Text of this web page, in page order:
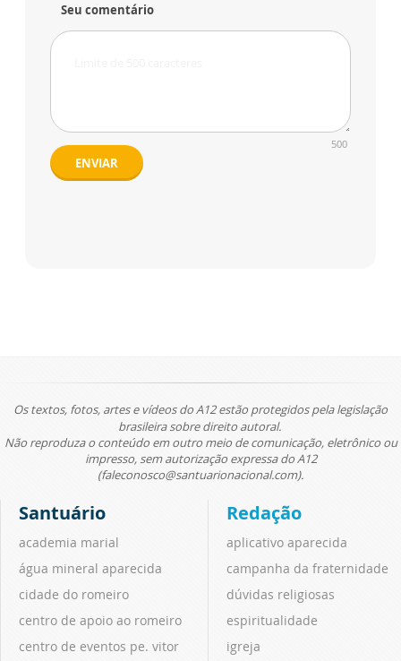
Seu comentário
500
ENVIAR
Os textos, fotos, artes e vídeos do A12 estão protegidos pela legislação
brasileira sobre direito autoral.
Não reproduza o conteúdo em outro meio de comunicação, eletrônico ou
impresso, sem autorização expressa do A12
(faleconosco@santuarionacional.com).
Santuário
academia marial
água mineral aparecida
cidade do romeiro
centro de apoio ao romeiro
centro de eventos pe. vitor
Redação
aplicativo aparecida
campanha da fraternidade
dúvidas religiosas
espiritualidade
igreja